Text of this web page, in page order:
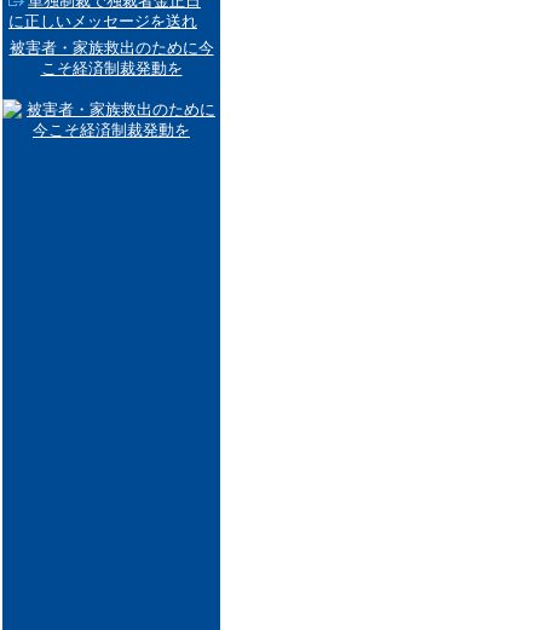
に正しいメッセージを送れ
被害者・家族救出のために今
こそ経済制裁発動を